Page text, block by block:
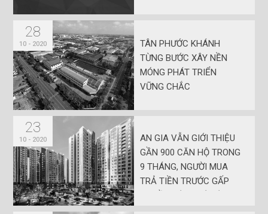
28
10 - 2020
TÂN PHƯỚC KHÁNH
TỪNG BƯỚC XÂY NỀN
MÓNG PHÁT TRIỂN
VỮNG CHẮC
23
10 - 2020
AN GIA VẪN GIỚI THIỆU
GẦN 900 CĂN HỘ TRONG
9 THÁNG, NGƯỜI MUA
TRẢ TIỀN TRƯỚC GẤP